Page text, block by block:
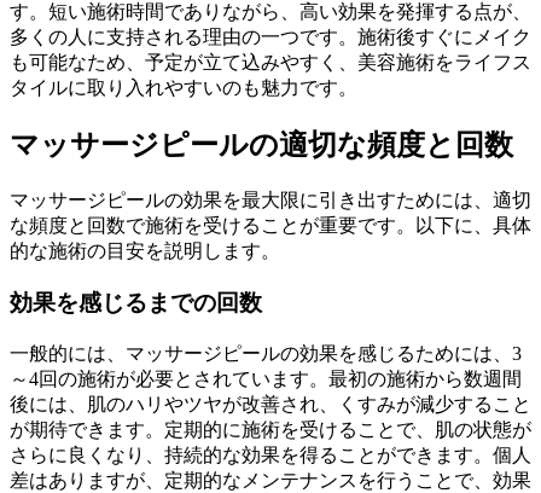
す。短い施術時間でありながら、高い効果を発揮する点が、
多くの人に支持される理由の一つです。施術後すぐにメイク
も可能なため、予定が立て込みやすく、美容施術をライフス
タイルに取り入れやすいのも魅力です。
マッサージピールの適切な頻度と回数
マッサージピールの効果を最大限に引き出すためには、適切
な頻度と回数で施術を受けることが重要です。以下に、具体
的な施術の目安を説明します。
効果を感じるまでの回数
一般的には、マッサージピールの効果を感じるためには、3
～4回の施術が必要とされています。最初の施術から数週間
後には、肌のハリやツヤが改善され、くすみが減少すること
が期待できます。定期的に施術を受けることで、肌の状態が
さらに良くなり、持続的な効果を得ることができます。個人
差はありますが、定期的なメンテナンスを行うことで、効果